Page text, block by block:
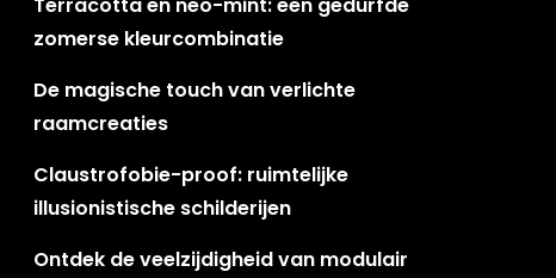
zomerse kleurcombinatie
De magische touch van verlichte
raamcreaties
Claustrofobie-proof: ruimtelijke
illusionistische schilderijen
Ontdek de veelzijdigheid van modulair